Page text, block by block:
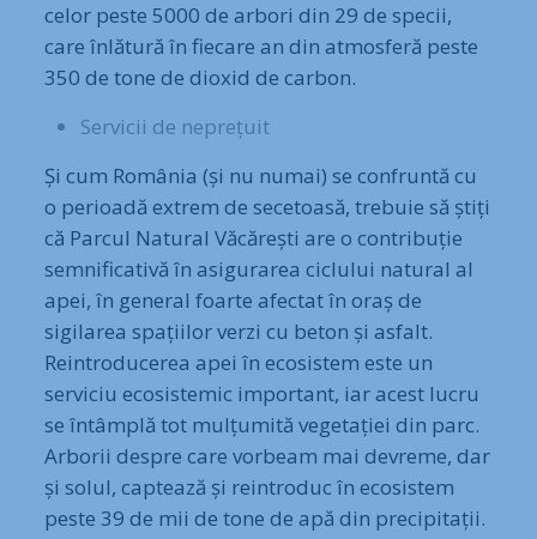
celor peste 5000 de arbori din 29 de specii,
care înlătură în fiecare an din atmosferă peste
350 de tone de dioxid de carbon.
Servicii de neprețuit
Și cum România (și nu numai) se confruntă cu
o perioadă extrem de secetoasă, trebuie să știți
că Parcul Natural Văcărești are o contribuție
semnificativă în asigurarea ciclului natural al
apei, în general foarte afectat în oraș de
sigilarea spațiilor verzi cu beton și asfalt.
Reintroducerea apei în ecosistem este un
serviciu ecosistemic important, iar acest lucru
se întâmplă tot mulțumită vegetației din parc.
Arborii despre care vorbeam mai devreme, dar
și solul, captează și reintroduc în ecosistem
peste 39 de mii de tone de apă din precipitații.